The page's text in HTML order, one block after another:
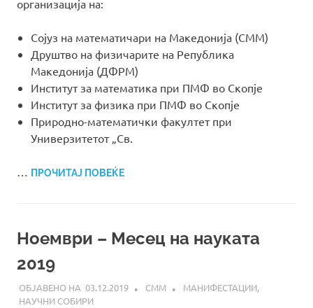
организација на:
Сојуз на математичари на Македонија (СММ)
Друштво на физичарите на Република
Македонија (ДФРМ)
Институт за математика при ПМФ во Скопје
Институт за физика при ПМФ во Скопје
Природно-математички факултeт при
Универзитетот „Св.
ПРОЧИТАЈ ПОВЕЌЕ
Ноември – Месец на науката
2019
03.12.2019 СММ МАНИФЕСТАЦИИ,
НАУЧНИ СОБИРИ